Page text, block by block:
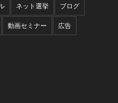
ネット選挙 ブログ
動画セミナー 広告